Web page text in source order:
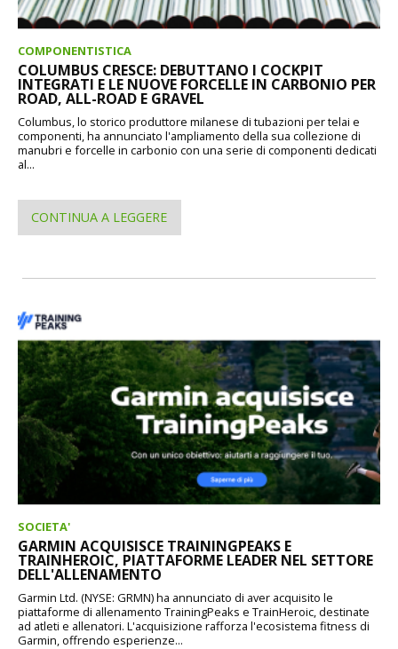
COMPONENTISTICA
COLUMBUS CRESCE: DEBUTTANO I COCKPIT
INTEGRATI E LE NUOVE FORCELLE IN CARBONIO PER
ROAD, ALL-ROAD E GRAVEL
Columbus, lo storico produttore milanese di tubazioni per telai e
componenti, ha annunciato l'ampliamento della sua collezione di
manubri e forcelle in carbonio con una serie di componenti dedicati
al...
CONTINUA A LEGGERE
SOCIETA'
GARMIN ACQUISISCE TRAININGPEAKS E
TRAINHEROIC, PIATTAFORME LEADER NEL SETTORE
DELL'ALLENAMENTO
Garmin Ltd. (NYSE: GRMN) ha annunciato di aver acquisito le
piattaforme di allenamento TrainingPeaks e TrainHeroic, destinate
ad atleti e allenatori. L'acquisizione rafforza l'ecosistema fitness di
Garmin, offrendo esperienze...